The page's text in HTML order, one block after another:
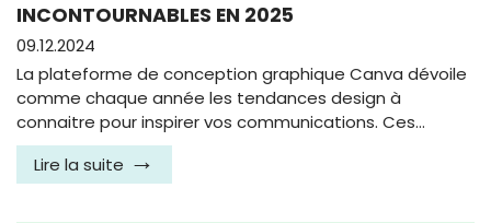
INCONTOURNABLES EN 2025
09.12.2024
La plateforme de conception graphique Canva dévoile
comme chaque année les tendances design à
connaitre pour inspirer vos communications. Ces…
Lire la suite